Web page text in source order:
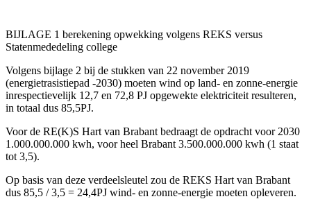
BIJLAGE 1 berekening opwekking volgens REKS versus
Statenmededeling college
Volgens bijlage 2 bij de stukken van 22 november 2019
(energietrasistiepad -2030) moeten wind op land- en zonne-energie
inrespectievelijk 12,7 en 72,8 PJ opgewekte elektriciteit resulteren,
in totaal dus 85,5PJ.
Voor de RE(K)S Hart van Brabant bedraagt de opdracht voor 2030
1.000.000.000 kwh, voor heel Brabant 3.500.000.000 kwh (1 staat
tot 3,5).
Op basis van deze verdeelsleutel zou de REKS Hart van Brabant
dus 85,5 / 3,5 = 24,4PJ wind- en zonne-energie moeten opleveren.